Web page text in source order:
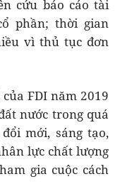
cứu báo cáo tài
phần; thời gian
vì thủ tục đơn
FDI năm 2019
nước trong quá
mới, sáng tạo,
lực chất lượng
gia cuộc cách